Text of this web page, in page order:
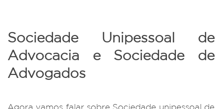
Sociedade Unipessoal de
Advocacia e Sociedade de
Advogados
Agora vamos falar sobre Sociedade unipessoal de